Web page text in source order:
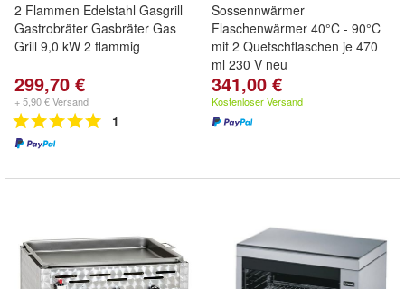
2 Flammen Edelstahl Gasgrill
Gastrobräter Gasbräter Gas
Grill 9,0 kW 2 flammig
299,70 €
+ 5,90 € Versand
1
Sossennwärmer
Flaschenwärmer 40°C - 90°C
mit 2 Quetschflaschen je 470
ml 230 V neu
341,00 €
Kostenloser Versand